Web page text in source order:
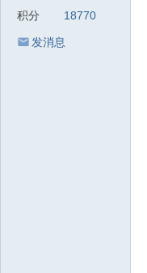
积分 18770
发消息